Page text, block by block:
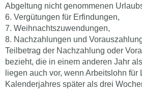
Abgeltung nicht genommenen
6. Vergütungen für Erfindungen,
7. Weihnachtszuwendungen,
8. Nachzahlungen und
Teilbetrag der Nachzahlung oder
bezieht, die in einem anderen Jahr
liegen auch vor, wenn Arbeitslohn
Kalenderjahres später als drei